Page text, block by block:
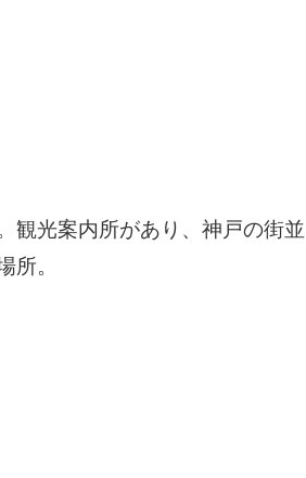
観光案内所があり、神戸の街並
所。